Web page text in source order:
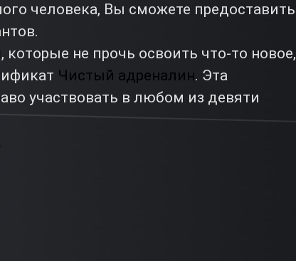
человека, Вы сможете предоставить
не прочь освоить что-то новое,
Чистый адреналин. Эта
участвовать в любом из девяти